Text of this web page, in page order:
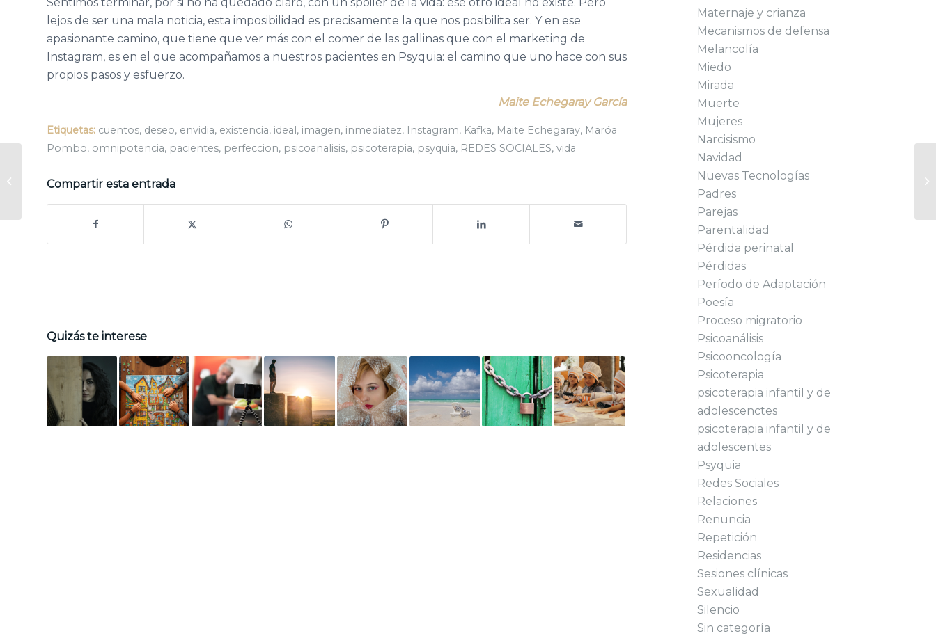
lejos de ser una mala noticia, esta imposibilidad es precisamente la que nos posibilita ser. Y en ese
apasionante camino, que tiene que ver más con el comer de las gallinas que con el marketing de
Instagram, es en el que acompañamos a nuestros pacientes en Psyquia: el camino que uno hace con sus
propios pasos y esfuerzo.
Maite Echegaray García
Etiquetas: cuentos, deseo, envidia, existencia, ideal, imagen, inmediatez, Instagram, Kafka, Maite Echegaray, Maróa
Pombo, omnipotencia, pacientes, perfeccion, psicoanalisis, psicoterapia, psyquia, REDES SOCIALES, vida
Compartir esta entrada
Quizás te interese
Maternaje y crianza
Mecanismos de defensa
Melancolía
Miedo
Mirada
Muerte
Mujeres
Narcisismo
Navidad
Nuevas Tecnologías
Padres
Parejas
Parentalidad
Pérdida perinatal
Pérdidas
Período de Adaptación
Poesía
Proceso migratorio
Psicoanálisis
Psicooncología
Psicoterapia
psicoterapia infantil y de
adolescenctes
psicoterapia infantil y de
adolescentes
Psyquia
Redes Sociales
Relaciones
Renuncia
Repetición
Residencias
Sesiones clínicas
Sexualidad
Silencio
Sin categoría
de 2023